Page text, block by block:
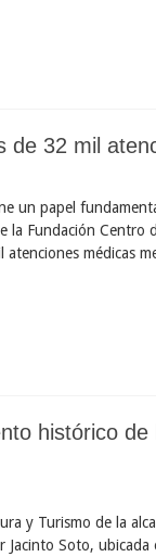
de 32 mil
un papel
la Fundación Centro
médicas
histórico de
y Turismo de la
Jacinto Soto, ubicada